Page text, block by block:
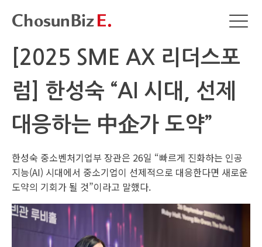
[2025 SME AX 리더스포
럼] 한성숙 “AI 시대, 선제
대응하는 中企가 도약”
한성숙 중소벤처기업부 장관은 26일 “빠르게 진화하는 인공
지능(AI) 시대에서 중소기업이 선제적으로 대응한다면 새로운
도약의 기회가 될 것”이라고 말했다.